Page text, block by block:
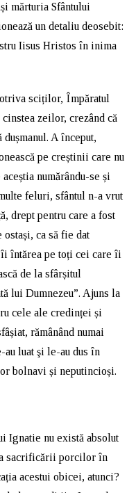
mărturia Sfântului
un detaliu deosebit:
Iisus Hristos în inima
sciților, Împăratul
zeilor, crezând că
A început,
pe creștinii care nu
numărându-se și
feluri, sfântul n-a vrut
drept pentru care a fost
ca să fie dat
întărea pe toți cei care îi
de la sfârșitul
lui Dumnezeu”. Ajuns la
cele ale credinței și
rămânând numai
luat şi le-au dus în
bolnavi și neputincioși.
Ignatie nu există absolut
sacrificării porcilor în
acestui obicei, atunci?